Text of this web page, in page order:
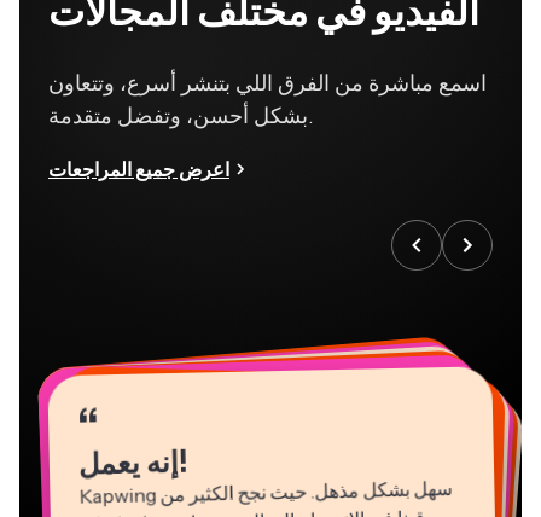
الفيديو في مختلف المجالات
اسمع مباشرة من الفرق اللي بتنشر أسرع، وتتعاون
بشكل أحسن، وتفضل متقدمة.
اعرض جميع المراجعات
“
إنه يعمل!
Kapwing
سهل بشكل مذهل. حيث نجح الكثير من
مسوقينا في الانضمام إلى المنصة واستخدامها على
الفور بقليل من التعليمات أو دون تعليمات على
الإطلاق. لا حاجة للتنزيلات ولا لعمليات التثبيت -
فهو يعمل بكل بساط
“
“
“
“
“
“